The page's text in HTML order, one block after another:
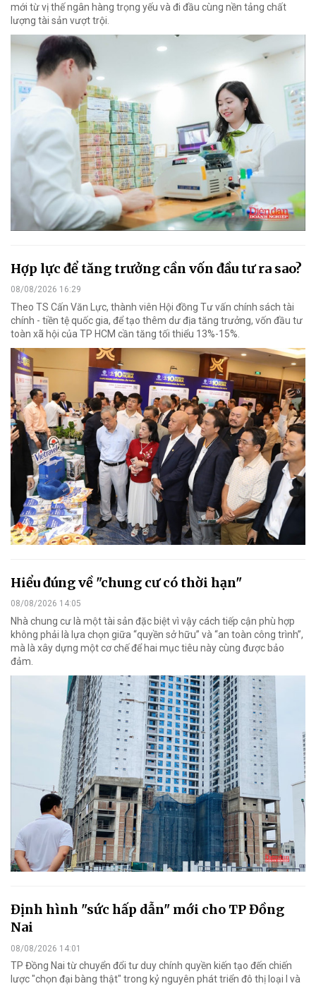
mới từ vị thế ngân hàng trọng yếu và đi đầu cùng nền tảng chất
lượng tài sản vượt trội.
Hợp lực để tăng trưởng cần vốn đầu tư ra sao?
08/08/2026 16:29
Theo TS Cấn Văn Lực, thành viên Hội đồng Tư vấn chính sách tài
chính - tiền tệ quốc gia, để tạo thêm dư địa tăng trưởng, vốn đầu tư
toàn xã hội của TP HCM cần tăng tối thiểu 13%-15%.
Hiểu đúng về "chung cư có thời hạn"
08/08/2026 14:05
Nhà chung cư là một tài sản đặc biệt vì vậy cách tiếp cận phù hợp
không phải là lựa chọn giữa “quyền sở hữu” và “an toàn công trình”,
mà là xây dựng một cơ chế để hai mục tiêu này cùng được bảo
đảm.
Định hình "sức hấp dẫn" mới cho TP Đồng
Nai
08/08/2026 14:01
TP Đồng Nai từ chuyển đổi tư duy chính quyền kiến tạo đến chiến
lược "chọn đại bàng thật" trong kỷ nguyên phát triển đô thị loại I và